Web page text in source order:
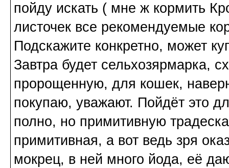
пойду искать ( мне ж кормить
листочек все рекомендуемые
Подскажите конкретно, может
Завтра будет сельхозярмарка,
пророщенную, для кошек,
покупаю, уважают. Пойдёт это
полно, но примитивную
примитивная, а вот ведь зря
мокрец, в ней много йода, её